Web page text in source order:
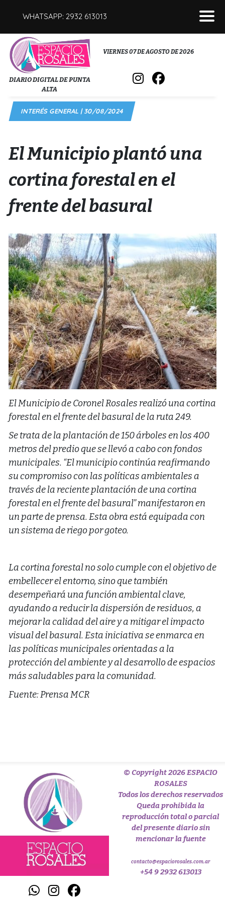
WHATSAPP: 2932 613013
POLICIALES
INTERÉS GENERAL
DEPORTES
SALUD
DIARIO DIGITAL DE PUNTA
ALTA
VIERNES 07 DE AGOSTO DE 2026
INTERÉS GENERAL | 30/08/2024
El Municipio plantó una
cortina forestal en el
frente del basural
El Municipio de Coronel Rosales realizó una cortina
forestal en el frente del basural de la ruta 249.
Se trata de la plantación de 150 árboles en los 400
metros del predio que se llevó a cabo con fondos
municipales. “El municipio continúa reafirmando
su compromiso con las políticas ambientales a
través de la reciente plantación de una cortina
forestal en el frente del basural” manifestaron en
un parte de prensa. Esta obra está equipada con
un sistema de riego por goteo.
La cortina forestal no solo cumple con el objetivo de
embellecer el entorno, sino que también
desempeñará una función ambiental clave,
ayudando a reducir la dispersión de residuos, a
mejorar la calidad del aire y a mitigar el impacto
visual del basural. Esta iniciativa se enmarca en
las políticas municipales orientadas a la
protección del ambiente y al desarrollo de espacios
más saludables para la comunidad.
Fuente: Prensa MCR
© Copyright 2026 ESPACIO
ROSALES
Todos los derechos reservados
Queda prohibida la
reproducción total o parcial
del presente diario sin
mencionar la fuente
contacto@espaciorosales.com.ar
+54 9 2932 613013